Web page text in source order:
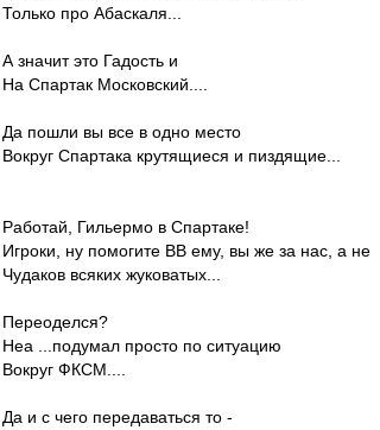
Только про Абаскаля...
А значит это Гадость и
На Спартак Московский....
Да пошли вы все в одно место
Вокруг Спартака крутящиеся и пиздящие...
Работай, Гильермо в Спартаке!
Игроки, ну помогите ВВ ему, вы же за нас, а не
Чудаков всяких жуковатых...
Переоделся?
Неа ...подумал просто по ситуацию
Вокруг ФКСМ....
Да и с чего передаваться то -